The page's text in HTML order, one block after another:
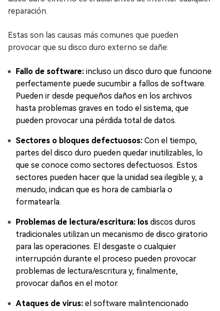
reparación.
Estas son las causas más comunes que pueden
provocar que su disco duro externo se dañe:
Fallo de software: incluso un disco duro que funcione
perfectamente puede sucumbir a fallos de software.
Pueden ir desde pequeños daños en los archivos
hasta problemas graves en todo el sistema, que
pueden provocar una pérdida total de datos.
Sectores o bloques defectuosos: Con el tiempo,
partes del disco duro pueden quedar inutilizables, lo
que se conoce como sectores defectuosos. Estos
sectores pueden hacer que la unidad sea ilegible y, a
menudo, indican que es hora de cambiarla o
formatearla.
Problemas de lectura/escritura: los discos duros
tradicionales utilizan un mecanismo de disco giratorio
para las operaciones. El desgaste o cualquier
interrupción durante el proceso pueden provocar
problemas de lectura/escritura y, finalmente,
provocar daños en el motor.
Ataques de virus: el software malintencionado